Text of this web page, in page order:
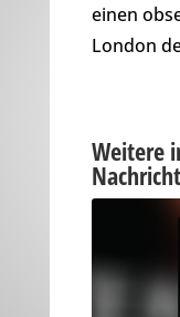
einen
London
Weitere